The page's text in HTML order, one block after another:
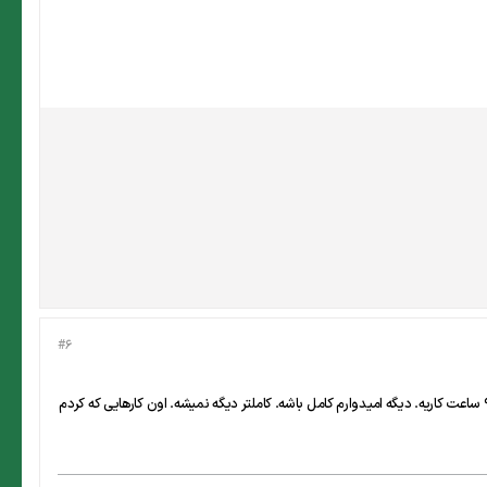
#6
ببینید تو قسمت سبز رنگ پایین جدول میخوام محاسبه روز و ساعت و دقیقه اضافه کاری و بر اساس ساعت کاری بنویسه. مبنای این جدول 9 ساعت کاریه. دیگه امیدوارم کامل باشه. کاملتر دیگه نمیشه. اون کارهایی که کردم